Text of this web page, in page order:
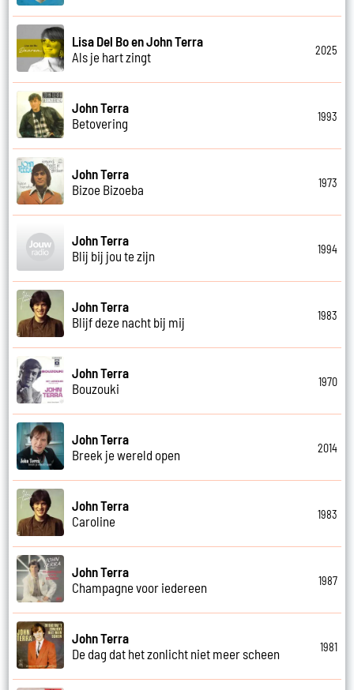
Lisa Del Bo en John Terra
Als je hart zingt
2025
John Terra
Betovering
1993
John Terra
Bizoe Bizoeba
1973
John Terra
Blij bij jou te zijn
1994
John Terra
Blijf deze nacht bij mij
1983
John Terra
Bouzouki
1970
John Terra
Breek je wereld open
2014
John Terra
Caroline
1983
John Terra
Champagne voor iedereen
1987
John Terra
De dag dat het zonlicht niet meer scheen
1981